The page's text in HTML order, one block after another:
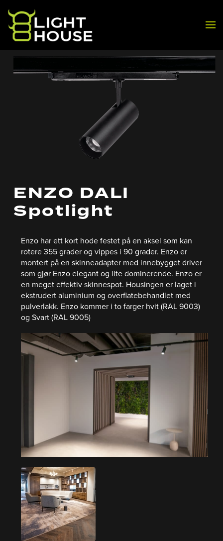
Skip to main content
ENZO DALI
Spotlight
Enzo har ett kort hode festet på en aksel som kan
rotere 355 grader og vippes i 90 grader. Enzo er
montert på en skinneadapter med innebygget driver
som gjør Enzo elegant og lite dominerende. Enzo er
en meget effektiv skinnespot. Housingen er laget i
ekstrudert aluminium og overflatebehandlet med
pulverlakk. Enzo kommer i to farger hvit (RAL 9003)
og Svart (RAL 9005)